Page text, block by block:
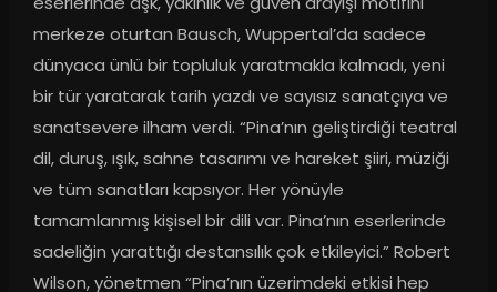
merkeze oturtan Bausch, Wuppertal’da sadece
dünyaca ünlü bir topluluk yaratmakla kalmadı, yeni
bir tür yaratarak tarih yazdı ve sayısız sanatçıya ve
sanatsevere ilham verdi. “Pina’nın geliştirdiği teatral
dil, duruş, ışık, sahne tasarımı ve hareket şiiri, müziği
ve tüm sanatları kapsıyor. Her yönüyle
tamamlanmış kişisel bir dili var. Pina’nın eserlerinde
sadeliğin yarattığı destansılık çok etkileyici.” Robert
Wilson, yönetmen “Pina’nın üzerimdeki etkisi hep